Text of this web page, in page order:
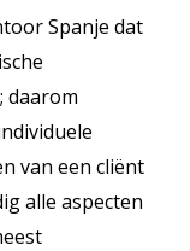
Spanje dat
daarom
van een cliënt
alle aspecten